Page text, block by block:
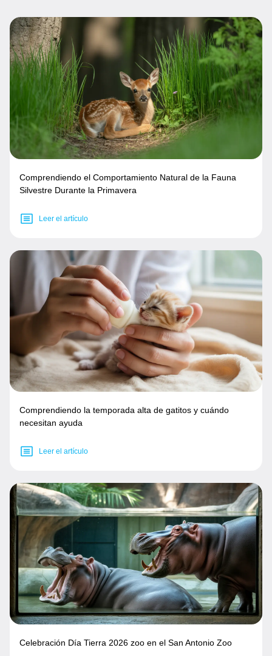
Comprendiendo el Comportamiento Natural de la Fauna
Silvestre Durante la Primavera
Leer el artículo
Comprendiendo la temporada alta de gatitos y cuándo
necesitan ayuda
Leer el artículo
Celebración Día Tierra 2026 zoo en el San Antonio Zoo